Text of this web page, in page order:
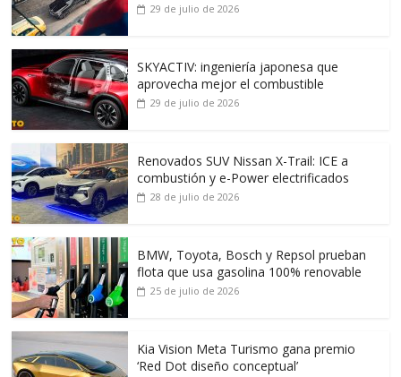
29 de julio de 2026
SKYACTIV: ingeniería japonesa que
aprovecha mejor el combustible
29 de julio de 2026
Renovados SUV Nissan X-Trail: ICE a
combustión y e-Power electrificados
28 de julio de 2026
BMW, Toyota, Bosch y Repsol prueban
flota que usa gasolina 100% renovable
25 de julio de 2026
Kia Vision Meta Turismo gana premio
‘Red Dot diseño conceptual’